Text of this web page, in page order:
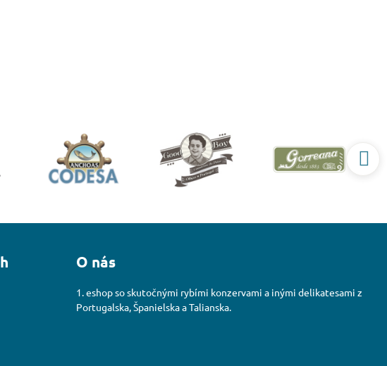
O nás
1. eshop so skutočnými rybími konzervami a inými delikatesami z
Portugalska, Španielska a Talianska.